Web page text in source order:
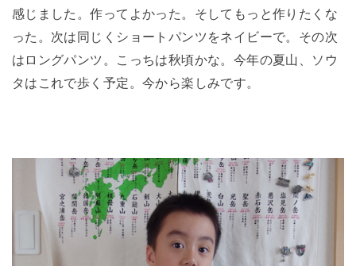
感じました。作ってよかった。そしてもっと作りたくな
った。次は同じくショートパンツをネイビーで。その次
はロングパンツ。こっちは秋頃かな。今年の夏山、ソウ
タはこれで歩く予定。今から楽しみです。